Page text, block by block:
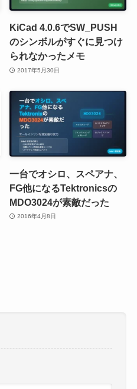
KiCad 4.0.6でSW_PUSH
のシンボルがすぐに見つけ
られなかったメモ
2017年5月30日
一台でオシロ、スペアナ、
FG他になるTektronicsの
MDO3024が素敵だった
2016年4月8日